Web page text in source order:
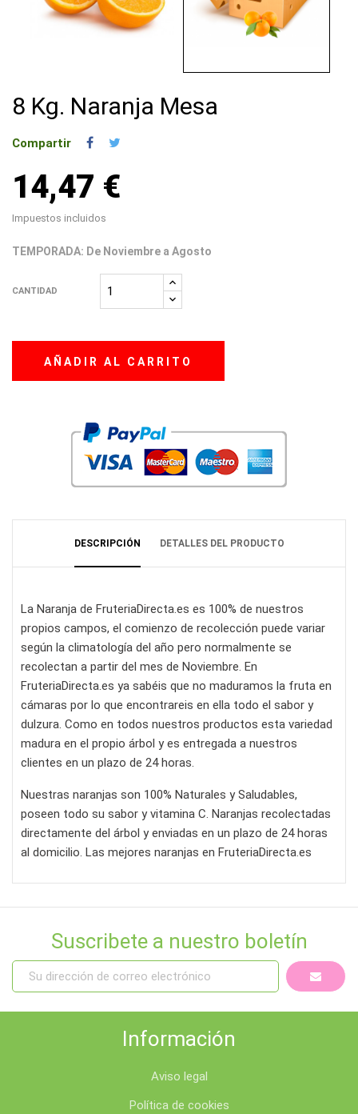
8 Kg. Naranja Mesa
Compartir
14,47 €
Impuestos incluidos
TEMPORADA: De Noviembre a Agosto
CANTIDAD
AÑADIR AL CARRITO
DESCRIPCIÓN DETALLES DEL PRODUCTO
La Naranja de FruteriaDirecta.es es 100% de nuestros
propios campos, el comienzo de recolección puede variar
según la climatología del año pero normalmente se
recolectan a partir del mes de Noviembre. En
FruteriaDirecta.es ya sabéis que no maduramos la fruta en
cámaras por lo que encontrareis en ella todo el sabor y
dulzura. Como en todos nuestros productos esta variedad
madura en el propio árbol y es entregada a nuestros
clientes en un plazo de 24 horas.
Nuestras naranjas son 100% Naturales y Saludables,
poseen todo su sabor y vitamina C. Naranjas recolectadas
directamente del árbol y enviadas en un plazo de 24 horas
al domicilio. Las mejores naranjas en FruteriaDirecta.es
Suscribete a nuestro boletín
Información
Aviso legal
Política de cookies